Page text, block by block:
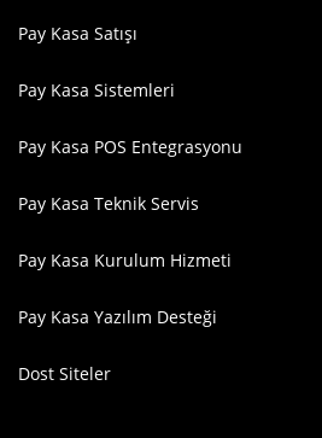
Pay Kasa Satışı
Pay Kasa Sistemleri
Pay Kasa POS Entegrasyonu
Pay Kasa Teknik Servis
Pay Kasa Kurulum Hizmeti
Pay Kasa Yazılım Desteği
Dost Siteler